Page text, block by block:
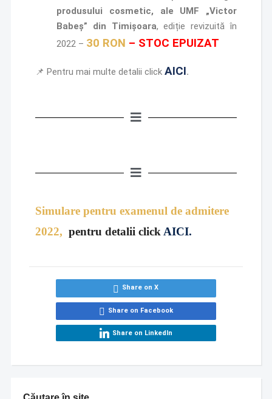
produsului cosmetic,
ale UMF „Victor
Babeş” din Timișoara, ediție revizuită în
2022 – 30 RON – STOC EPUIZAT
📌 Pentru mai multe detalii click AICI.
Simulare pentru examenul de admitere
2022, pentru detalii click AICI.
Share on X
Share on Facebook
Share on LinkedIn